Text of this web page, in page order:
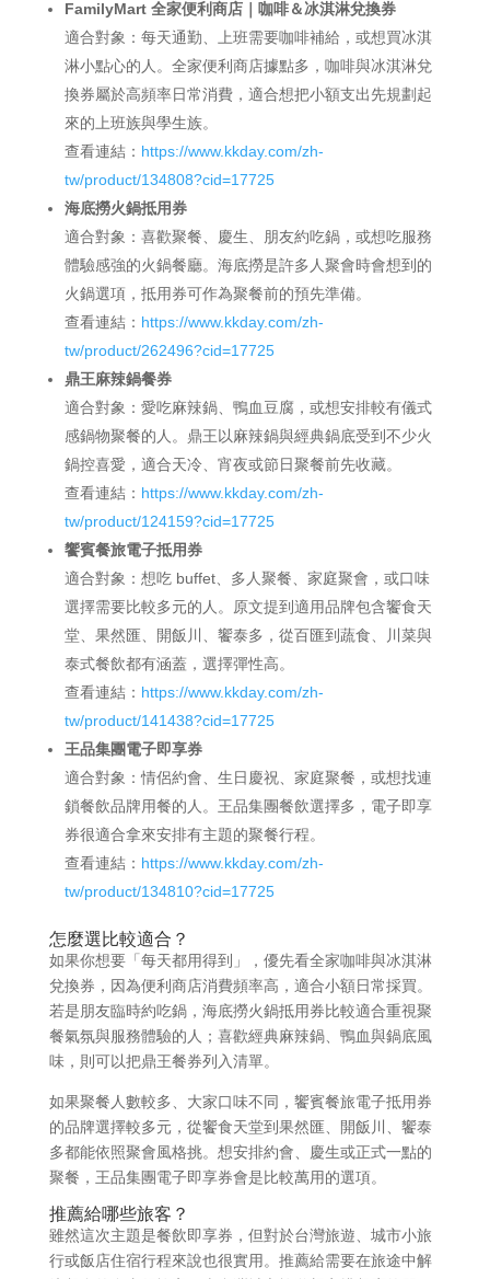
FamilyMart 全家便利商店｜咖啡＆冰淇淋兌換券
適合對象：每天通勤、上班需要咖啡補給，或想買冰淇
淋小點心的人。全家便利商店據點多，咖啡與冰淇淋兌
換券屬於高頻率日常消費，適合想把小額支出先規劃起
來的上班族與學生族。
查看連結： https://www.kkday.com/zh-
tw/product/134808?cid=17725
海底撈火鍋抵用券
適合對象：喜歡聚餐、慶生、朋友約吃鍋，或想吃服務
體驗感強的火鍋餐廳。海底撈是許多人聚會時會想到的
火鍋選項，抵用券可作為聚餐前的預先準備。
查看連結： https://www.kkday.com/zh-
tw/product/262496?cid=17725
鼎王麻辣鍋餐券
適合對象：愛吃麻辣鍋、鴨血豆腐，或想安排較有儀式
感鍋物聚餐的人。鼎王以麻辣鍋與經典鍋底受到不少火
鍋控喜愛，適合天冷、宵夜或節日聚餐前先收藏。
查看連結： https://www.kkday.com/zh-
tw/product/124159?cid=17725
饗賓餐旅電子抵用券
適合對象：想吃 buffet、多人聚餐、家庭聚會，或口味
選擇需要比較多元的人。原文提到適用品牌包含饗食天
堂、果然匯、開飯川、饗泰多，從百匯到蔬食、川菜與
泰式餐飲都有涵蓋，選擇彈性高。
查看連結： https://www.kkday.com/zh-
tw/product/141438?cid=17725
王品集團電子即享券
適合對象：情侶約會、生日慶祝、家庭聚餐，或想找連
鎖餐飲品牌用餐的人。王品集團餐飲選擇多，電子即享
券很適合拿來安排有主題的聚餐行程。
查看連結： https://www.kkday.com/zh-
tw/product/134810?cid=17725
怎麼選比較適合？
如果你想要「每天都用得到」，優先看全家咖啡與冰淇淋
兌換券，因為便利商店消費頻率高，適合小額日常採買。
若是朋友臨時約吃鍋，海底撈火鍋抵用券比較適合重視聚
餐氣氛與服務體驗的人；喜歡經典麻辣鍋、鴨血與鍋底風
味，則可以把鼎王餐券列入清單。
如果聚餐人數較多、大家口味不同，饗賓餐旅電子抵用券
的品牌選擇較多元，從饗食天堂到果然匯、開飯川、饗泰
多都能依照聚會風格挑。想安排約會、慶生或正式一點的
聚餐，王品集團電子即享券會是比較萬用的選項。
推薦給哪些旅客？
雖然這次主題是餐飲即享券，但對於台灣旅遊、城市小旅
行或飯店住宿行程來說也很實用。推薦給需要在旅途中解